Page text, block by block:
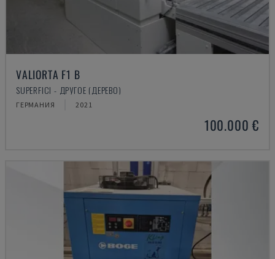
VALIORTA F1 B
SUPERFICI - ДРУГОЕ (ДЕРЕВО)
ГЕРМАНИЯ 2021
100.000 €